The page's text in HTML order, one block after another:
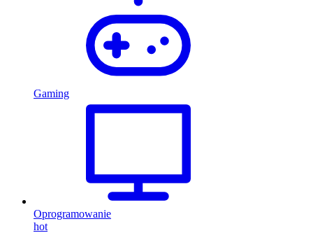
Gaming
Oprogramowanie
hot